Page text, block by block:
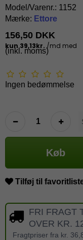
Model/Varenr.: 1152
Mærke: Ettore
156,50 DKK
(inkl. moms)
Ingen bedømmelse
Køb
Tilføj til
FRI FRAGT
OVER KR.
Fragtpriser fra kr.